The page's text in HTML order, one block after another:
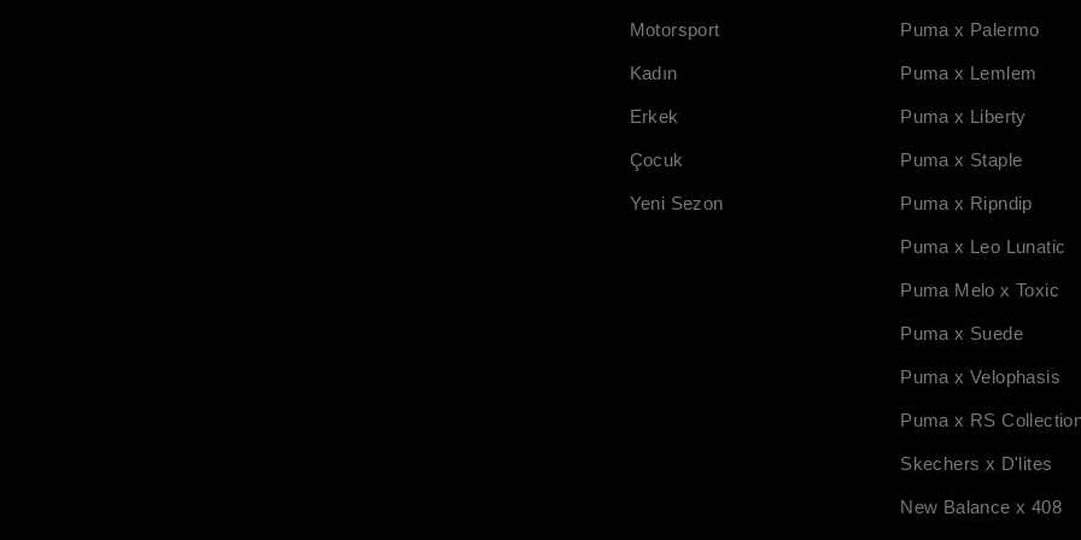
Motorsport
Kadın
Erkek
Çocuk
Yeni Sezon
Puma x Palermo
Puma x Lemlem
Puma x Liberty
Puma x Staple
Puma x Ripndip
Puma x Leo Lunatic
Puma Melo x Toxic
Puma x Suede
Puma x Velophasis
Puma x RS
Skechers x D'lites
New Balance x 408